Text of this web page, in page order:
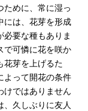
めに、常に湿っ
には、花芽を形成
要な種もありま
で可憐に花を咲か
花芽を上げるた
よって開花の条件
けではありません
久しぶりに友人